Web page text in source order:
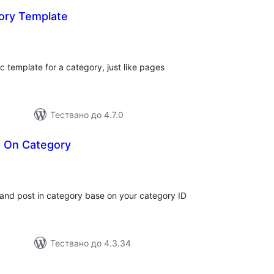
Template
template for a category, just like pages
Тествано до 4.7.0
On Category
post in category base on your category ID
Тествано до 4.3.34